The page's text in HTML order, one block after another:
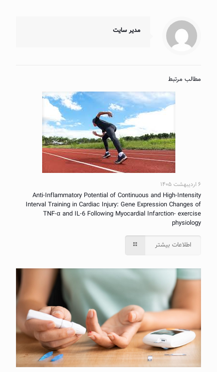
مدیر سایت
مطالب مرتبط
۶ اردیبهشت ۱۴۰۵
Anti-Inflammatory Potential of Continuous and High-Intensity
Interval Training in Cardiac Injury: Gene Expression Changes of
TNF-α and IL-6 Following Myocardial Infarction- exercise
physiology
اطلاعات بیشتر